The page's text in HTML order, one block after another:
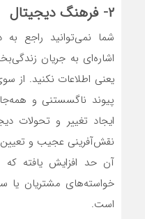
۲- فرهنگ دیجیتال
شما نمی‌توانید راجع به
اشاره‌‌‌ای به جریان
یعنی اطلاعات نکنید. از
پیوند ناگسستنی و
ایجاد تغییر و تحولات
نقش‌‌‌آفرینی عجیب و
آن حد افزایش‌‌‌ یافته
خواسته‌‌‌های مشتریان یا
است.